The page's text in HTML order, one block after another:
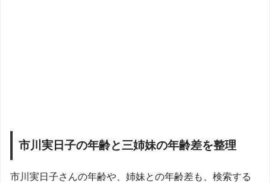
市川実日子の年齢と三姉妹の年齢差を整理
市川実日子さんの年齢や、姉妹との年齢差も、検索する